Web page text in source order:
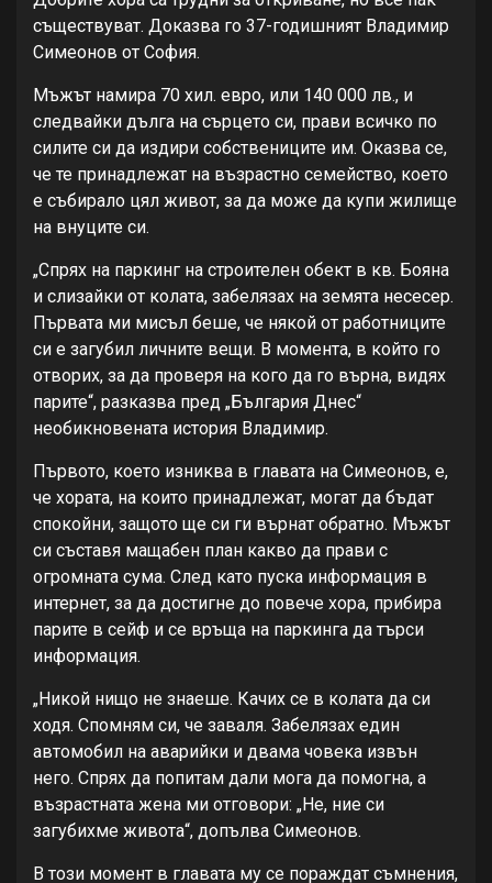
съществуват. Доказва го 37-годишният Владимир
Симеонов от София.
Мъжът намира 70 хил. евро, или 140 000 лв., и
следвайки дълга на сърцето си, прави всичко по
силите си да издири собствениците им. Оказва се,
че те принадлежат на възрастно семейство, което
е събирало цял живот, за да може да купи жилище
на внуците си.
„Спрях на паркинг на строителен обект в кв. Бояна
и слизайки от колата, забелязах на земята несесер.
Първата ми мисъл беше, че някой от работниците
си е загубил личните вещи. В момента, в който го
отворих, за да проверя на кого да го върна, видях
парите“, разказва пред „България Днес“
необикновената история Владимир.
Първото, което изниква в главата на Симеонов, е,
че хората, на които принадлежат, могат да бъдат
спокойни, защото ще си ги върнат обратно. Мъжът
си съставя мащабен план какво да прави с
огромната сума. След като пуска информация в
интернет, за да достигне до повече хора, прибира
парите в сейф и се връща на паркинга да търси
информация.
„Никой нищо не знаеше. Качих се в колата да си
ходя. Спомням си, че заваля. Забелязах един
автомобил на аварийки и двама човека извън
него. Спрях да попитам дали мога да помогна, а
възрастната жена ми отговори: „Не, ние си
загубихме живота“, допълва Симеонов.
В този момент в главата му се пораждат съмнения,